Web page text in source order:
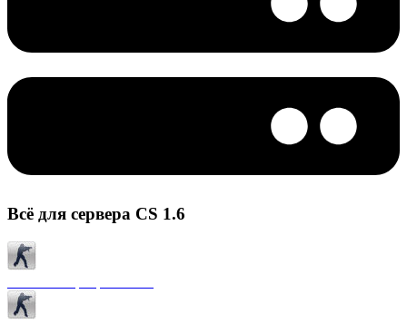
Всё для сервера CS 1.6